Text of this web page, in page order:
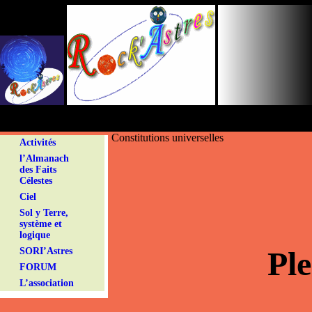
Activités
l’Almanach
des Faits
Célestes
Ciel
Sol y Terre,
système et
logique
SORI’Astres
FORUM
L’association
Constitutions universelles
Panneau de gestion des cookies